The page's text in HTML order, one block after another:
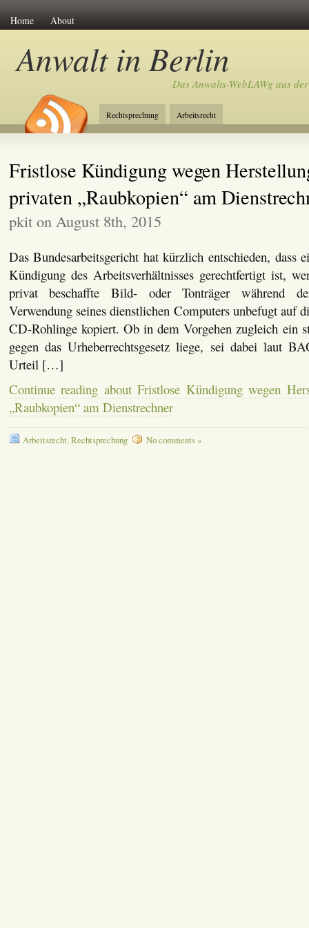
Home About
Anwalt in Berlin
Das Anwalts-WebLAWg aus
Rechtsprechung Arbeitsrecht
Fristlose Kündigung wegen
privaten „Raubkopien“ am
pkit on August 8th, 2015
Das Bundesarbeitsgericht hat kürzlich entschieden, dass
Kündigung des Arbeitsverhältnisses gerechtfertigt ist,
privat beschaffte Bild- oder Tonträger während
Verwendung seines dienstlichen Computers unbefugt auf
CD-Rohlinge kopiert. Ob in dem Vorgehen zugleich ein
gegen das Urheberrechtsgesetz liege, sei dabei laut
Urteil […]
Continue reading about Fristlose Kündigung wegen
„Raubkopien“ am Dienstrechner
Arbeitsrecht,Rechtsprechung No comments »